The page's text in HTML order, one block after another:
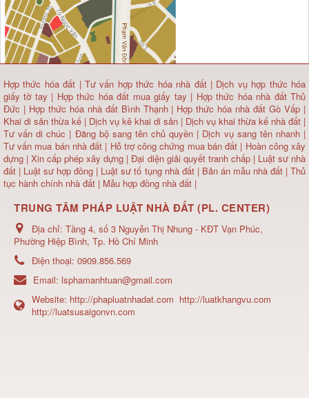
Hợp thức hóa đất |Tư vấn hợp thức hóa nhà đất| Dịch vụ hợp thức hóa
giấy tờ tay | Hợp thức hóa đất mua giấy tay | Hợp thức hóa nhà đất Thủ
Đức | Hợp thức hóa nhà đất Bình Thạnh | Hợp thức hóa nhà đất Gò Vấp |
Khai di sản thừa kế | Dịch vụ kê khai di sản | Dịch vụ khai thừa kế nhà đất |
Tư vấn di chúc | Đăng bộ sang tên chủ quyền | Dịch vụ sang tên nhanh |
Tư vấn mua bán nhà đất | Hỗ trợ công chứng mua bán đất | Hoàn công xây
dựng | Xin cấp phép xây dựng |Đại diện giải quyết tranh chấp | Luật sư nhà
đất | Luật sư hợp đồng | Luật sư tố tụng nhà đất | Bản án mẫu nhà đất|Thủ
tục hành chính nhà đất | Mẫu hợp đồng nhà đất |
TRUNG TÂM PHÁP LUẬT NHÀ ĐẤT (PL. CENTER)
Địa chỉ: Tầng 4, số 3 Nguyễn Thị Nhung - KĐT Vạn Phúc,
Phường Hiệp Bình, Tp. Hồ Chí Minh
Điện thoại: 0909.856.569
Email: lsphamanhtuan@gmail.com
Website: http://phapluatnhadat.com http://luatkhangvu.com
http://luatsusaigonvn.com